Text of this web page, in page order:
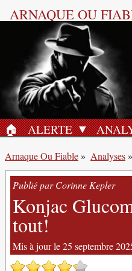
ARNAQUE OU
ACCUEIL
🏠︎ ALERTE
Arnaque Ou Fiable» Analyses»
Publié par Corinne Kepler
Konjac
tout!
Mis à jour le 25 septembre